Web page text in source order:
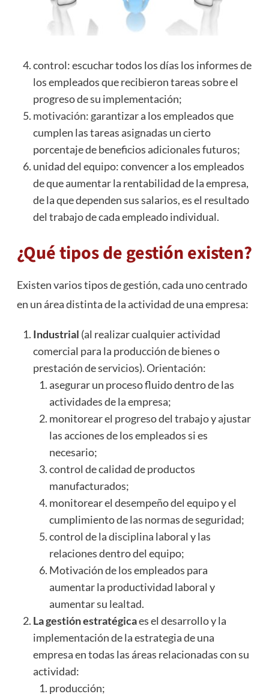
control: escuchar todos los días los informes de
los empleados que recibieron tareas sobre el
progreso de su implementación;
motivación: garantizar a los empleados que
cumplen las tareas asignadas un cierto
porcentaje de beneficios adicionales futuros;
unidad del equipo: convencer a los empleados
de que aumentar la rentabilidad de la empresa,
de la que dependen sus salarios, es el resultado
del trabajo de cada empleado individual.
¿Qué tipos de gestión existen?
Existen varios tipos de gestión, cada uno centrado
en un área distinta de la actividad de una empresa:
Industrial (al realizar cualquier actividad
comercial para la producción de bienes o
prestación de servicios). Orientación:
asegurar un proceso fluido dentro de las
actividades de la empresa;
monitorear el progreso del trabajo y ajustar
las acciones de los empleados si es
necesario;
control de calidad de productos
manufacturados;
monitorear el desempeño del equipo y el
cumplimiento de las normas de seguridad;
control de ladisciplina laboral y las
relaciones dentro del equipo;
Motivación de los empleados para
aumentar la productividad laboral y
aumentar su lealtad.
La gestión estratégicaes el desarrollo y la
implementación de la estrategia de una
empresa en todas las áreas relacionadas con su
actividad:
producción;